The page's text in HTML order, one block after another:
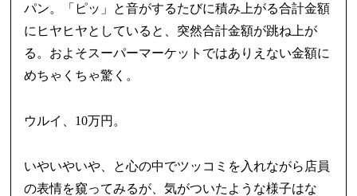
パン。「ピッ」と音がするたびに積み上がる合計金額
にヒヤヒヤとしていると、突然合計金額が跳ね上が
る。およそスーパーマーケットではありえない金額に
めちゃくちゃ驚く。
ウルイ、10万円。
いやいやいや、と心の中でツッコミを入れながら店員
の表情を窺ってみるが、気がついたような様子はな